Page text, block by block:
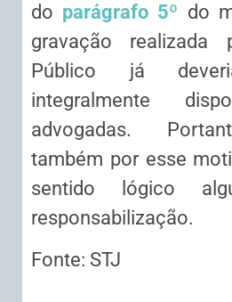
do parágrafo 5º do
gravação realizada
Público já
integralmente
advogadas.
também por esse
sentido lógico
responsabilização.
Fonte: STJ